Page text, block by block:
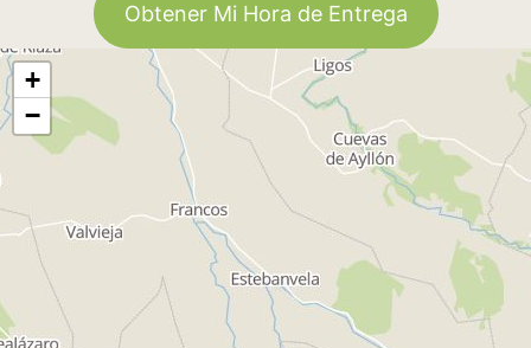
Obtener Mi Hora de Entrega
+
−